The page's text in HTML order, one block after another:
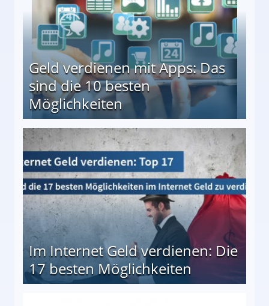
Geld verdienen mit Apps: Das
sind die 10 besten
Möglichkeiten
besten Möglichkeiten
Im Internet Geld verdienen: Die
17 besten Möglichkeiten